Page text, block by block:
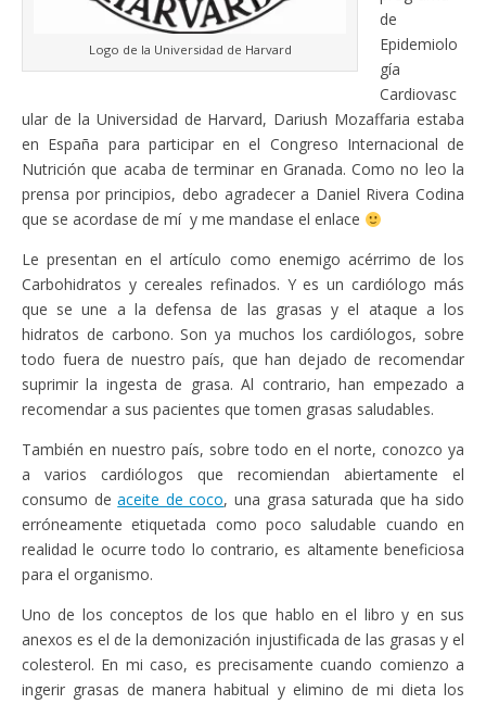
Logo de la Universidad de Harvard
de
Epidemiolo
gía
Cardiovasc
ular de la Universidad de Harvard, Dariush Mozaffaria estaba
en España para participar en el Congreso Internacional de
Nutrición que acaba de terminar en Granada. Como no leo la
prensa por principios, debo agradecer a Daniel Rivera Codina
que se acordase de mí y me mandase el enlace
Le presentan en el artículo como enemigo acérrimo de los
Carbohidratos y cereales refinados. Y es un cardiólogo más
que se une a la defensa de las grasas y el ataque a los
hidratos de carbono. Son ya muchos los cardiólogos, sobre
todo fuera de nuestro país, que han dejado de recomendar
suprimir la ingesta de grasa. Al contrario, han empezado a
recomendar a sus pacientes que tomen grasas saludables.
También en nuestro país, sobre todo en el norte, conozco ya
a varios cardiólogos que recomiendan abiertamente el
consumo deaceite de coco, una grasa saturada que ha sido
erróneamente etiquetada como poco saludable cuando en
realidad le ocurre todo lo contrario, es altamente beneficiosa
para el organismo.
Uno de los conceptos de los que hablo en el libro y en sus
anexos es el de la demonización injustificada de las grasas y el
colesterol. En mi caso, es precisamente cuando comienzo a
ingerir grasas de manera habitual y elimino de mi dieta los